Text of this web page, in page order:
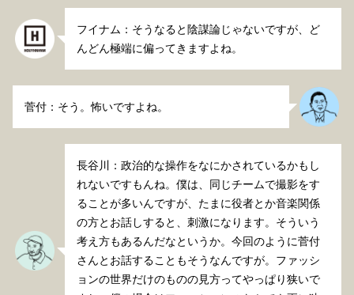
フイナム：そうなると陰謀論じゃないですが、ど
んどん極端に偏ってきますよね。
菅付：そう。怖いですよね。
長谷川：政治的な操作をなにかされているかもし
れないですもんね。僕は、同じチームで撮影をす
ることが多いんですが、たまに役者とか音楽関係
の方とお話しすると、刺激になります。そういう
考え方もあるんだなというか。今回のように菅付
さんとお話することもそうなんですが。ファッシ
ョンの世界だけのものの見方ってやっぱり狭いで